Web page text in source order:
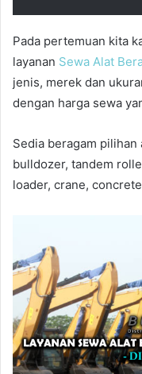
Pada pertemuan kita
layanan Sewa Alat
jenis, merek dan
dengan harga sewa
Sedia beragam
bulldozer, tandem
loader, crane,